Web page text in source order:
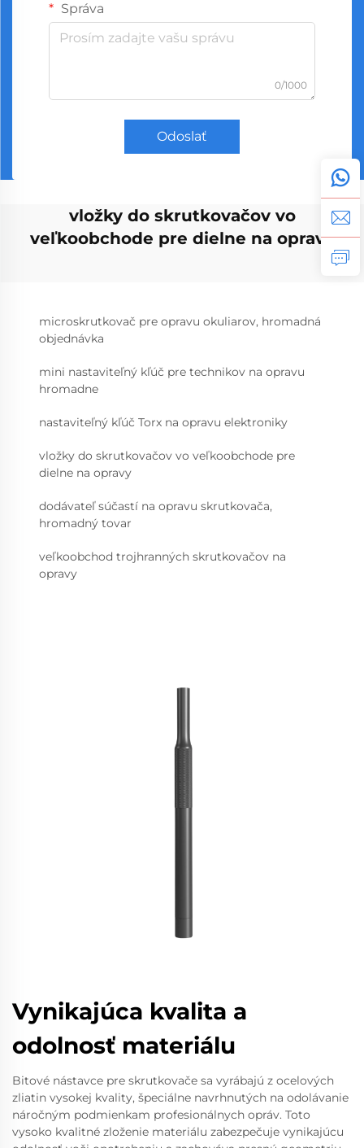
Správa
0/1000
Odoslať
vložky do skrutkovačov vo
veľkoobchode pre dielne na opravy
microskrutkovač pre opravu okuliarov, hromadná
objednávka
mini nastaviteľný kľúč pre technikov na opravu
hromadne
nastaviteľný kľúč Torx na opravu elektroniky
vložky do skrutkovačov vo veľkoobchode pre
dielne na opravy
dodávateľ súčastí na opravu skrutkovača,
hromadný tovar
veľkoobchod trojhranných skrutkovačov na
opravy
Vynikajúca kvalita a
odolnosť materiálu
Bitové nástavce pre skrutkovače sa vyrábajú z ocelových
zliatin vysokej kvality, špeciálne navrhnutých na odolávanie
náročným podmienkam profesionálnych opráv. Toto
vysoko kvalitné zloženie materiálu zabezpečuje vynikajúcu